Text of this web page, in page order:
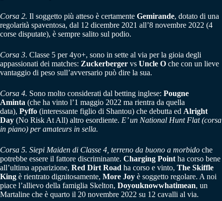
Corsa 2. Il soggetto più atteso è certamente Gemirande, dotato di una
regolarità spaventosa, dal 12 dicembre 2021 all’8 novembre 2022 (4
corse disputate), è sempre salito sul podio.
Corsa 3. Classe 5 per 4yo+, sono in sette al via per la gioia degli
appassionati dei matches: Zuckerberger vs Uncle O che con un lieve
vantaggio di peso sull’avversario può dire la sua.
Corsa 4. Sono molto considerati dal betting inglese: Pougne
Aminta (che ha vinto l’1 maggio 2022 ma rientra da quella
data), Pyffo (interessante figlio di Shantou) che debutta ed Alright
Day (No Risk At All) altro esordiente. E’ un National Hunt Flat (corsa
in piano) per amateurs in sella.
Corsa 5. Siepi Maiden di Classe 4, terreno da buono a morbido che
potrebbe essere il fattore discriminante. Charging Point ha corso bene
all’ultima apparizione, Red Dirt Road ha corso e vinto, The Skiffle
King è rientrato dignitosamente, More Joy è soggetto regolare. A noi
piace l’allievo della famiglia Skelton, Doyouknowwhatimean, un
Martaline che è quarto il 20 novembre 2022 su 12 cavalli al via.